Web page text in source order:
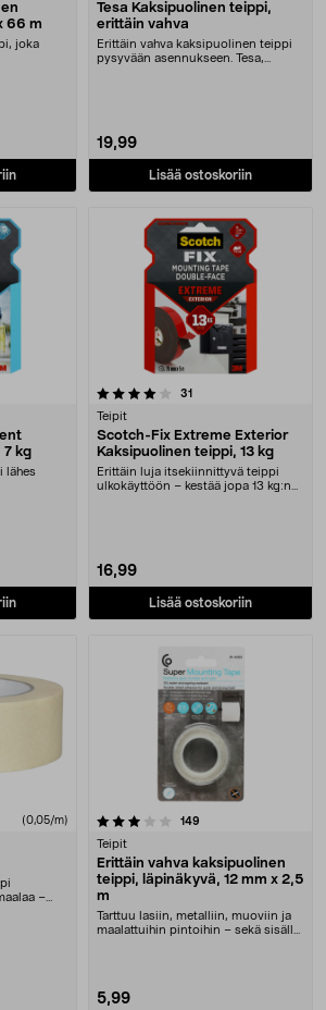
66 m
joka
Tesa Kaksipuolinen teippi,
erittäin vahva
Erittäin vahva kaksipuolinen teippi
pysyvään asennukseen. Tesa,
19,99
Lisää ostoskoriin
7 kg
lähes
31
Teipit
Scotch-Fix Extreme Exterior
Kaksipuolinen teippi, 13 kg
Erittäin luja itsekiinnittyvä teippi
ulkokäyttöön – kestää jopa 13 kg:n
16,99
Lisää ostoskoriin
(0,05/m)
–
149
Teipit
Erittäin vahva kaksipuolinen
teippi, läpinäkyvä, 12 mm x 2,5
m
Tarttuu lasiin, metalliin, muoviin ja
maalattuihin pintoihin – sekä sisällä
5,99